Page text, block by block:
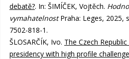
debatě?. In: ŠIMÍČEK, Vojtěch.
vymahatelnostPraha: Leges, 2025,
7502-818-1.
ŠLOSARČÍK, Ivo. The Czech
presidency with high profile